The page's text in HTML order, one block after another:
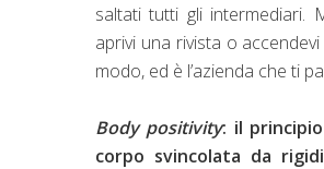
saltati tutti gli intermediari.
aprivi una rivista o
modo, ed è l’azienda che ti
Body positivity: il
corpo svincolata da